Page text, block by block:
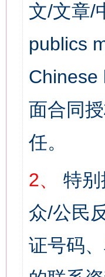
文/文章/
publics
Chinese
面合同
任。
2、
特
众/公民
证号码